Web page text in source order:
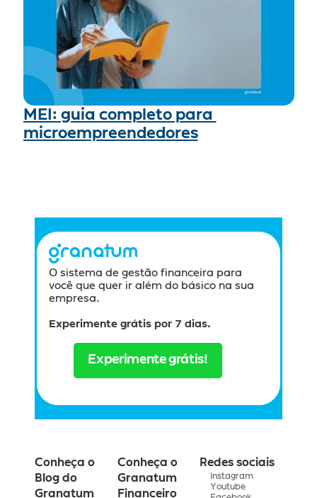
MEI: guia completo para
microempreendedores
O sistema de gestão financeira para
você que quer ir além do básico na sua
empresa.
Experimente grátis por 7 dias.
Experimente grátis!
Conheça o
Blog do
Granatum
Conheça o
Granatum
Financeiro
Redes sociais
Instagram
Youtube